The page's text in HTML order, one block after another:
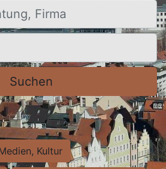
Suchen
Kultur